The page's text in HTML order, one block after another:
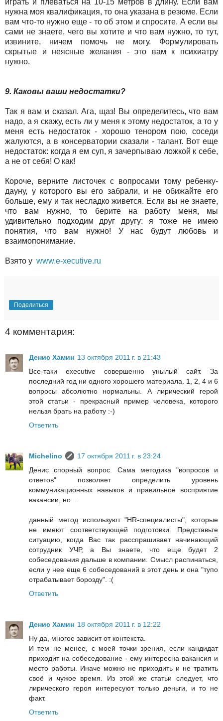
нужна моя квалификация, то она указана в резюме. Если
вам что-то нужно еще - то об этом и спросите. А если вы
сами не знаете, чего вы хотите и что вам нужно, то тут,
извините, ничем помочь не могу. Формулировать
скрытые и неясные желания - это вам к психиатру
нужно.
9. Каковы ваши недостатки?
Так я вам и сказал. Ага, щаз! Вы определитесь, что вам
надо, а я скажу, есть ли у меня к этому недостаток, а то у
меня есть недостаток - хорошо тенором пою, соседи
жалуются, а в консерватории сказали - талант. Вот еще
недостаток: когда я ем суп, я зачерпываю ложкой к себе,
а не от себя! О как!
Короче, верните листочек с вопросами тому ребенку-
дауну, у которого вы его забрали, и не обижайте его
больше, ему и так несладко живется. Если вы не знаете,
что вам нужно, то берите на работу меня, мы
удивительно подходим друг другу: я тоже не имею
понятия, что вам нужно! У нас будут любовь и
взаимопонимание.
Взято у www.e-xecutive.ru
Поделиться
4 комментария:
Денис Хамин 13 октября 2011 г. в 21:43
Все-таки executive совершенно унылый сайт. За
последний год ни одного хорошего материала. 1, 2, 4 и 6
вопросы абсолютно нормальны. А лирический герой
этой статьи - прекрасный пример человека, которого
нельзя брать на работу :-)
Ответить
Michelino
17 октября 2011 г. в 23:24
Денис спорный вопрос. Сама методика "вопросов и
ответов" позволяет определить уровень
коммуникационных навыков и правильное восприятие
вакансии, но...
данный метод используют "HR-специалисты", которые
не имеют соответствующей подготовки. Представьте
ситуацию, когда Вас так расспрашивает начинающий
сотрудник УЧР, а Вы знаете, что еще будет 2
собеседования дальше в компании. Смысл распинаться,
если у нее еще 6 собеседований в этот день и она "тупо
отрабатывает борозду". :(
Ответить
Денис Хамин 18 октября 2011 г. в 12:22
Ну да, многое зависит от контекста.
И тем не менее, с моей точки зрения, если кандидат
приходит на собеседование - ему интересна вакансия и
место работы. Иначе можно не приходить и не тратить
своё и чужое время. Из этой же статьи следует, что
лирического героя интересуют только деньги, и то не
факт.
Ответить